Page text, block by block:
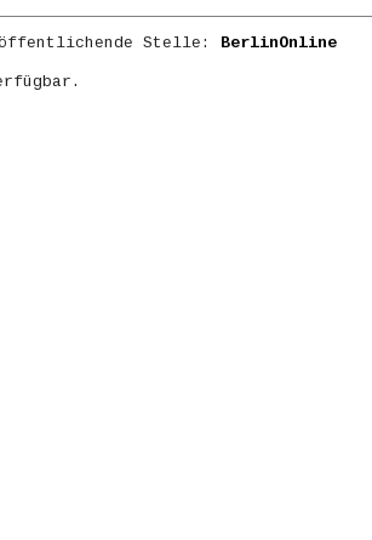
Stelle:
BerlinOnline